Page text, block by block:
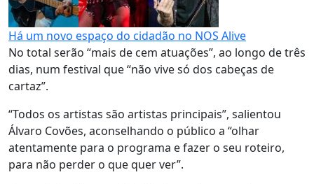
Há um novo espaço do cidadão no NOS Alive
No total serão “mais de cem atuações”, ao longo de três
dias, num festival que “não vive só dos cabeças de
cartaz”.
“Todos os artistas são artistas principais”, salientou
Álvaro Covões, aconselhando o público a “olhar
atentamente para o programa e fazer o seu roteiro,
para não perder o que quer ver”.